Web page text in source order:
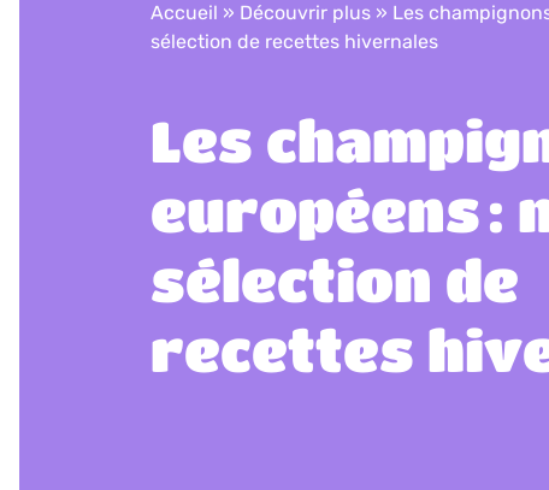
Accueil » Découvrir plus » Les
sélection de recettes hivernales
Les
européens :
sélection de
recettes